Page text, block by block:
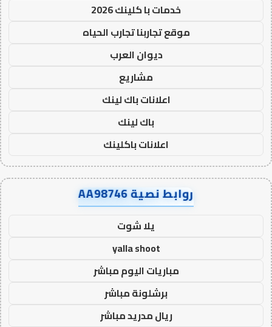
خدمات با كلينك 2026
موقع تجاربنا تجارب الحياه
ديوان العرب
مشاريع
اعلانات باك لينك
باك لينك
اعلانات باكلينك
روابط نصية AA98746
يلا شوت
yalla shoot
مباريات اليوم مباشر
برشلونة مباشر
ريال مدريد مباشر